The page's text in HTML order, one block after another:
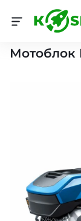
Мотоблоки
Мотоблок